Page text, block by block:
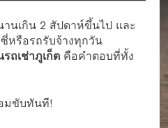
นเกิน 2 สัปดาห์ขึ้นไป และ
หรือรถรับจ้างทุกวัน
รถเช่าภูเก็ต คือคำตอบที่ทั้ง
มขับทันที!